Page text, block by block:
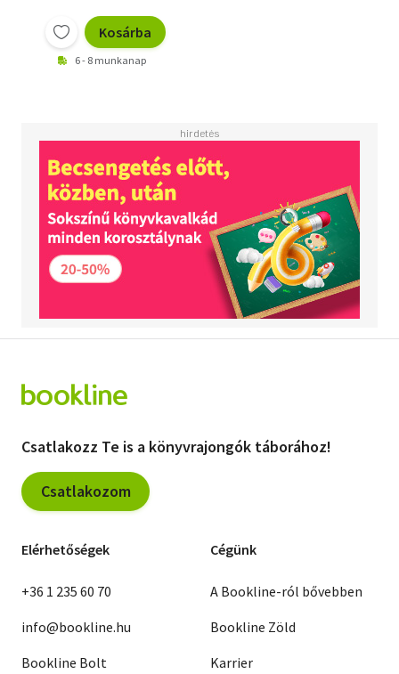
Kosárba
6 - 8 munkanap
Csatlakozz Te is a könyvrajongók táborához!
Csatlakozom
Elérhetőségek
+36 1 235 60 70
info@bookline.hu
Bookline Bolt
Cégünk
A Bookline-ról bővebben
Bookline Zöld
Karrier